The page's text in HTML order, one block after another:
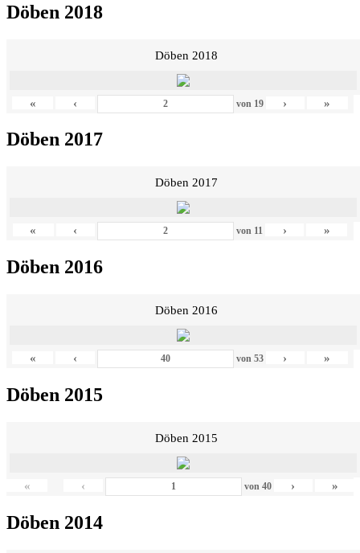
Döben 2018
Döben 2018
« ‹ von 19 › »
Döben 2017
Döben 2017
« ‹ von 11 › »
Döben 2016
Döben 2016
« ‹ von 53 › »
Döben 2015
Döben 2015
« ‹ von 40 › »
Döben 2014